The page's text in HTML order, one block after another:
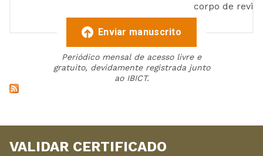
corpo de
Enviar manuscrito
Periódico mensal de acesso livre e
gratuito, devidamente registrada junto
ao IBICT.
VALIDAR CERTIFICADO